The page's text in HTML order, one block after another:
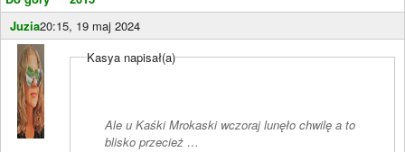
Juzia20:15, 19 maj 2024
Kasya napisał(a)
Ale u Kaśki Mrokaski wczoraj lunęło chwilę a to
blisko przecież …